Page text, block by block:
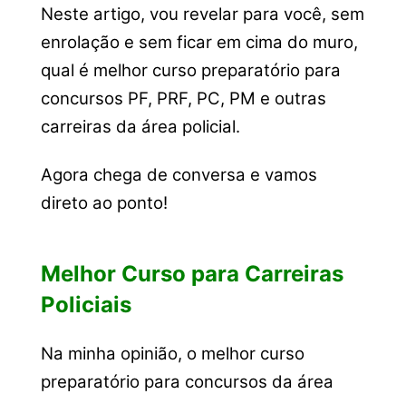
Neste artigo, vou revelar para você, sem
enrolação e sem ficar em cima do muro,
qual é melhor curso preparatório para
concursos PF, PRF, PC, PM e outras
carreiras da área policial.
Agora chega de conversa e vamos
direto ao ponto!
Melhor Curso para Carreiras
Policiais
Na minha opinião, o melhor curso
preparatório para concursos da área